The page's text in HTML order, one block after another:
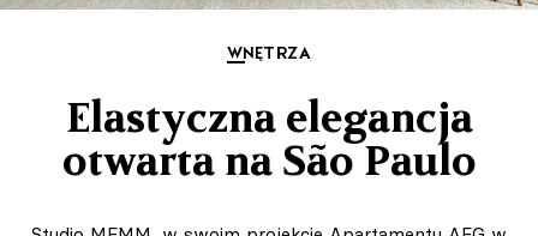
WNĘTRZA
Elastyczna elegancja
otwarta na São Paulo